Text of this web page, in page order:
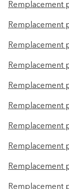
Remplacement
Remplacement
Remplacement
Remplacement
Remplacement
Remplacement
Remplacement
Remplacement
Remplacement
Remplacement